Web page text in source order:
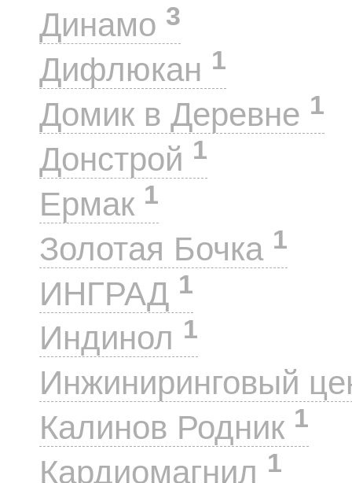
Динамо 3
Дифлюкан 1
Домик в Деревне 1
Донстрой 1
Ермак 1
Золотая Бочка 1
ИНГРАД 1
Индинол 1
Инжиниринговый
Калинов Родник 1
Кардиомагнил 1